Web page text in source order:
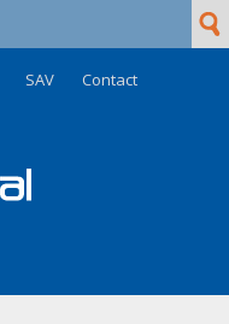
SAV Contact